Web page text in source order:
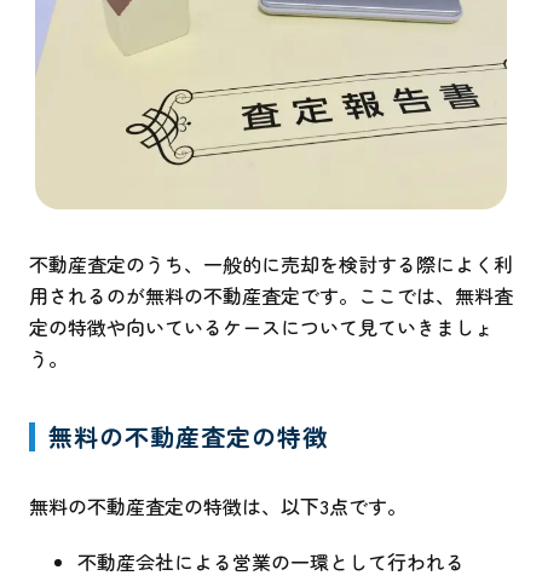
不動産査定のうち、一般的に売却を検討する際によく利
用されるのが無料の不動産査定です。ここでは、無料査
定の特徴や向いているケースについて見ていきましょ
う。
無料の不動産査定の特徴
無料の不動産査定の特徴は、以下3点です。
不動産会社による営業の一環として行われる